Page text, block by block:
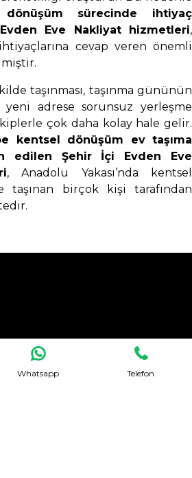
sürecinde ihtiyaç
Eve Nakliyat hizmetleri,
cevap veren önemli
taşınması, taşınma gününün
adrese sorunsuz yerleşme
çok daha kolay hale gelir.
kentsel dönüşüm ev taşıma
edilen Şehir İçi Evden Eve
, Anadolu Yakası’nda kentsel
taşınan birçok kişi tarafından
Whatsapp Telefon